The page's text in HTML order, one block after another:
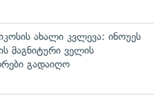
ახალი კვლევა: ინოუეს
მაგნიტური ველის
გადაიღო